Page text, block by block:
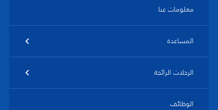
معلومات عنا
المساعدة
الرحلات الرائجة
الوظائف